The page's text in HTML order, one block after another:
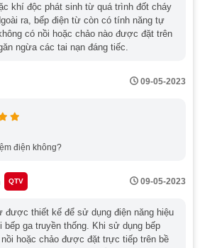
nhầm lẫn giữa bếp điện từ và bếp
khá giống nhau. Tuy nhiên, hai
lại khác nhau rõ rệt về cơ chế làm
kết hợp giữa vùng nấu điện và
ứng điện từ, truyền nhiệt trực tiếp
năng làm nóng nhanh và tập trung
hằng ngày:
hơn khi vừa có vùng nấu từ vừa có
khí độc phát sinh từ quá trình đốt cháy
ra, bếp điện từ còn có tính năng tự
có nồi hoặc chảo nào được đặt trên
ngừa các tai nạn đáng tiếc.
09-05-2023
điện không?
QTV 09-05-2023
được thiết kế để sử dụng điện năng hiệu
ga truyền thống. Khi sử dụng bếp
hoặc chảo được đặt trực tiếp trên bề